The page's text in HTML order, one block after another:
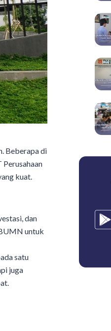
Beberapa di
kuat.
dan
untuk
satu
juga